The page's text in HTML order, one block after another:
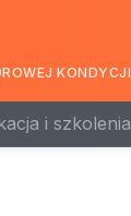
KONDYCJI
i szkolenia